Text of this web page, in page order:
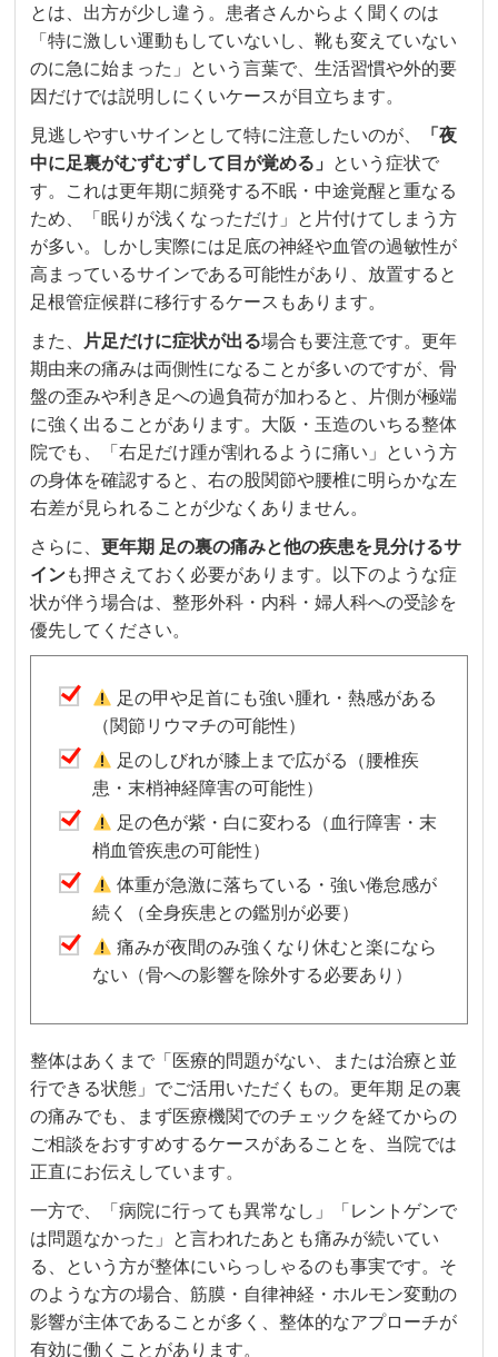
とは、出方が少し違う。患者さんからよく聞くのは
「特に激しい運動もしていないし、靴も変えていない
のに急に始まった」という言葉で、生活習慣や外的要
因だけでは説明しにくいケースが目立ちます。
見逃しやすいサインとして特に注意したいのが、
「夜
中に足裏がむずむずして目が覚める」
という症状で
す。これは更年期に頻発する不眠・中途覚醒と重なる
ため、「眠りが浅くなっただけ」と片付けてしまう方
が多い。しかし実際には足底の神経や血管の過敏性が
高まっているサインである可能性があり、放置すると
足根管症候群に移行するケースもあります。
また、 片足だけに症状が出る場合も要注意です。更年
期由来の痛みは両側性になることが多いのですが、骨
盤の歪みや利き足への過負荷が加わると、片側が極端
に強く出ることがあります。大阪・玉造のいちる整体
院でも、「右足だけ踵が割れるように痛い」という方
の身体を確認すると、右の股関節や腰椎に明らかな左
右差が見られることが少なくありません。
さらに、更年期 足の裏の痛みと他の疾患を見分けるサ
インも押さえておく必要があります。以下のような症
状が伴う場合は、整形外科・内科・婦人科への受診を
優先してください。
足の甲や足首にも強い腫れ・熱感がある
（関節リウマチの可能性）
足のしびれが膝上まで広がる（腰椎疾
患・末梢神経障害の可能性）
足の色が紫・白に変わる（血行障害・末
梢血管疾患の可能性）
体重が急激に落ちている・強い倦怠感が
続く（全身疾患との鑑別が必要）
痛みが夜間のみ強くなり休むと楽になら
ない（骨への影響を除外する必要あり）
整体はあくまで「医療的問題がない、または治療と並
行できる状態」でご活用いただくもの。更年期 足の裏
の痛みでも、まず医療機関でのチェックを経てからの
ご相談をおすすめするケースがあることを、当院では
正直にお伝えしています。
一方で、「病院に行っても異常なし」「レントゲンで
は問題なかった」と言われたあとも痛みが続いてい
る、という方が整体にいらっしゃるのも事実です。そ
のような方の場合、筋膜・自律神経・ホルモン変動の
影響が主体であることが多く、整体的なアプローチが
有効に働くことがあります。